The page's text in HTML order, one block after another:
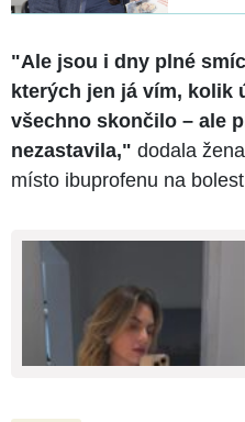
"Ale jsou i dny plné
kterých jen já vím, kolik
všechno skončilo – ale
nezastavila," dodala
místo ibuprofenu na